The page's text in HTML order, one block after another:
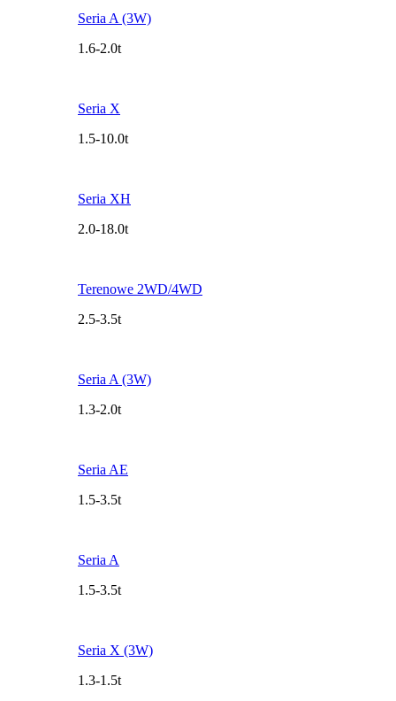
Seria A (3W)
1.6-2.0t
Seria X
1.5-10.0t
Seria XH
2.0-18.0t
Terenowe 2WD/4WD
2.5-3.5t
Seria A (3W)
1.3-2.0t
Seria AE
1.5-3.5t
Seria A
1.5-3.5t
Seria X (3W)
1.3-1.5t